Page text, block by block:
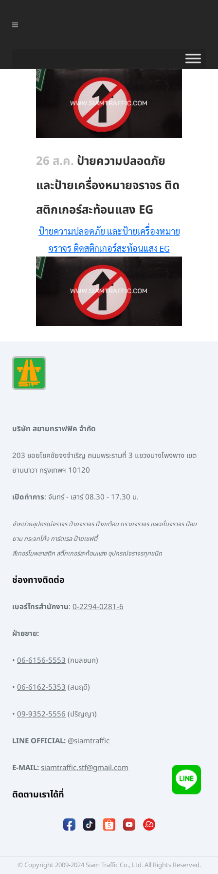
26 ส.ค. ป้ายความปลอดภัย
และป้ายเครื่องหมายจราจร ติด
สติกเกอร์สะท้อนแสง EG
ป้ายความปลอดภัย และป้ายเครื่องหมาย
จราจร ติดสติกเกอร์สะท้อนแสง EG
บริษัท สยามทราฟฟิค จำกัด
203 ซอยโชคชัยจงจำเริญ ถนนพระรามที่ 3 แขวงบางโพงพาง เขต
ยานนาวา กรุงเทพฯ 10120
เปิดทำการ: จันทร์ - เสาร์ 08.30 - 17.30 น.
จำหน่ายอุปกรณ์จราจร ป้ายจราจร ป้ายเตือน กรวยจราจร แผงกั้นจราจร ป้อม
ยาม กระจกโค้ง การ์ดเรล ป้ายเซฟตี้
สีเทอร์โมพลาสติก สติ๊กเกอร์สะท้อนแสง อุปกรณ์จราจรทุกชนิด
ช่องทางติดต่อ
เบอร์โทรสำนักงาน: 0-2294-0281-6
ฝ่ายขาย:
• 06-6156-5553(กมลชนก)
• 06-6162-5353(สมฤดี)
• 09-9352-5556(ปริญญา)
LINE OFFICIAL:@siamtraffic
E-MAIL:siamtraffic.stf@gmail.com
ติดตามเราได้ที่
© Copyright 2009-2024 Siam Traffic Co., Ltd. All Rights Reserved.